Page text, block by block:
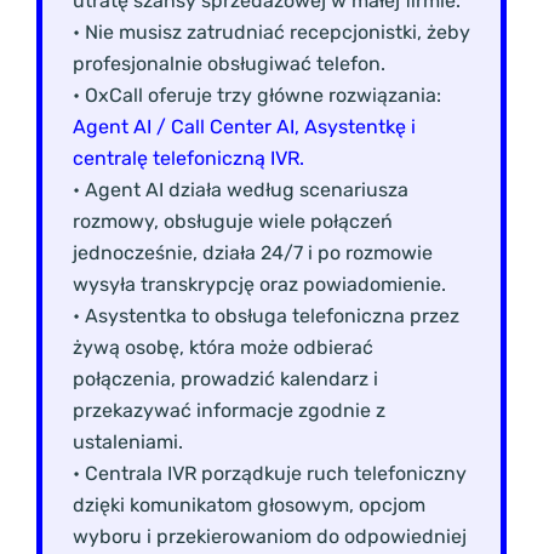
• Nie musisz zatrudniać recepcjonistki, żeby
profesjonalnie obsługiwać telefon.
• OxCall oferuje trzy główne rozwiązania:
Agent AI / Call Center AI, Asystentkę i
centralę telefoniczną IVR.
• Agent AI działa według scenariusza
rozmowy, obsługuje wiele połączeń
jednocześnie, działa 24/7 i po rozmowie
wysyła transkrypcję oraz powiadomienie.
• Asystentka to obsługa telefoniczna przez
żywą osobę, która może odbierać
połączenia, prowadzić kalendarz i
przekazywać informacje zgodnie z
ustaleniami.
• Centrala IVR porządkuje ruch telefoniczny
dzięki komunikatom głosowym, opcjom
wyboru i przekierowaniom do odpowiedniej